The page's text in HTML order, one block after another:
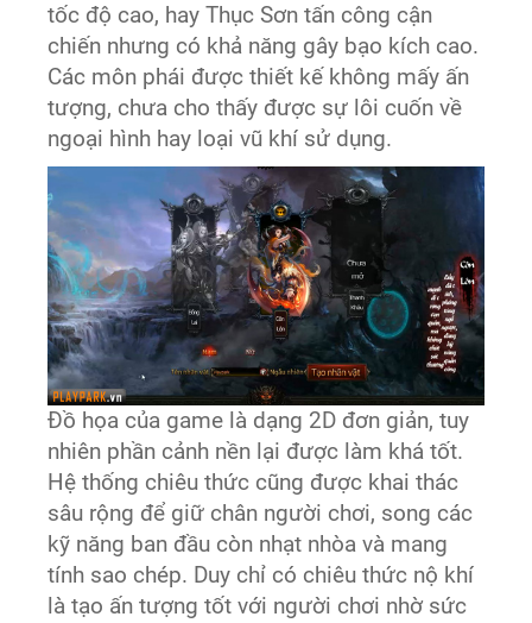
tốc độ cao, hay Thục Sơn tấn công cận
chiến nhưng có khả năng gây bạo kích cao.
Các môn phái được thiết kế không mấy ấn
tượng, chưa cho thấy được sự lôi cuốn về
ngoại hình hay loại vũ khí sử dụng.
Đồ họa của game là dạng 2D đơn giản, tuy
nhiên phần cảnh nền lại được làm khá tốt.
Hệ thống chiêu thức cũng được khai thác
sâu rộng để giữ chân người chơi, song các
kỹ năng ban đầu còn nhạt nhòa và mang
tính sao chép. Duy chỉ có chiêu thức nộ khí
là tạo ấn tượng tốt với người chơi nhờ sức